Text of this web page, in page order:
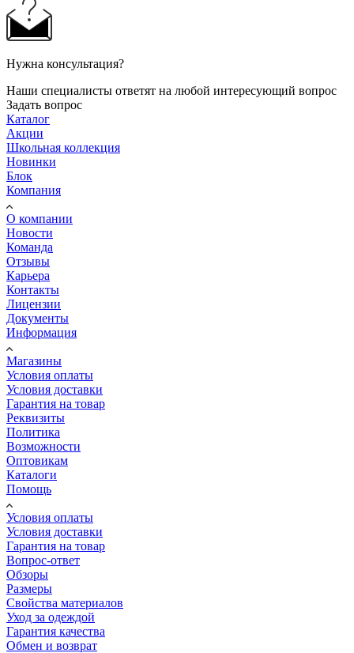
Нужна консультация?
Наши специалисты ответят на любой интересующий вопрос
Задать вопрос
Каталог
Акции
Школьная коллекция
Новинки
Блок
Компания
О компании
Новости
Команда
Отзывы
Карьера
Контакты
Лицензии
Документы
Информация
Магазины
Условия оплаты
Условия доставки
Гарантия на товар
Реквизиты
Политика
Возможности
Оптовикам
Каталоги
Помощь
Условия оплаты
Условия доставки
Гарантия на товар
Вопрос-ответ
Обзоры
Размеры
Свойства материалов
Уход за одеждой
Гарантия качества
Обмен и возврат